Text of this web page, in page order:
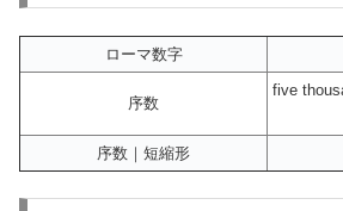
ローマ数字
序数
five
序数｜短縮形